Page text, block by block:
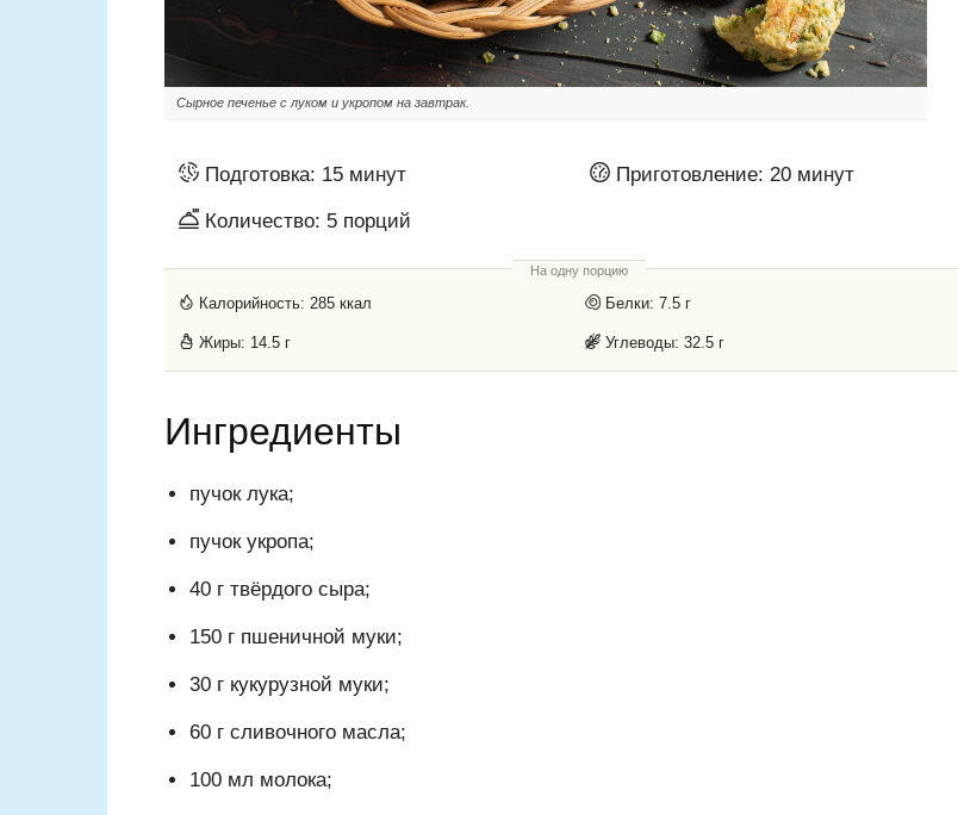
Сырное печенье с луком и укропом на завтрак.
Подготовка: 15 минут Приготовление: 20 минут
Количество: 5 порций
На одну порцию
Калорийность: 285 ккал Белки: 7.5 г
Жиры: 14.5 г Углеводы: 32.5 г
Ингредиенты
пучок лука;
пучок укропа;
40 г твёрдого сыра;
150 г пшеничной муки;
30 г кукурузной муки;
60 г сливочного масла;
100 мл молока;